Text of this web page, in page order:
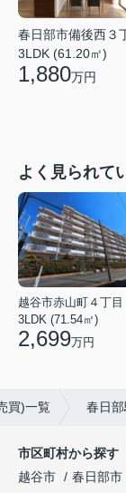
春日部市備後西３
3LDK (61.20㎡)
1,880万円
よく見られて
越谷市赤山町４丁目
3LDK (71.54㎡)
2,699万円
買)一覧 春日部
市区町村から探す
越谷市
春日部市